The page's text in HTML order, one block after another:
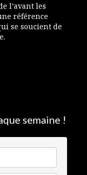
l’avant les
référence
se soucient de
semaine !